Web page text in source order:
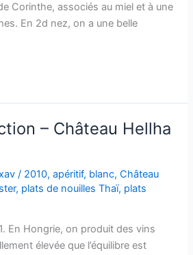
Corinthe, associés au miel et à une
En 2d nez, on a une belle
– Château Hellha
/ 2010,apéritif, blanc,Château
, plats de nouilles Thaï, plats
En Hongrie, on produit des vins
élevée que l’équilibre est